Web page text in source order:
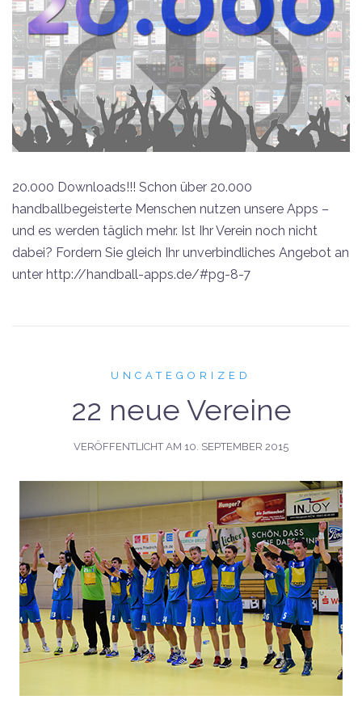
20.000 Downloads!!! Schon über 20.000
handballbegeisterte Menschen nutzen unsere Apps –
und es werden täglich mehr. Ist Ihr Verein noch nicht
dabei? Fordern Sie gleich Ihr unverbindliches Angebot an
unter http://handball-apps.de/#pg-8-7
UNCATEGORIZED
22 neue Vereine
VERÖFFENTLICHT AM 10. SEPTEMBER 2015